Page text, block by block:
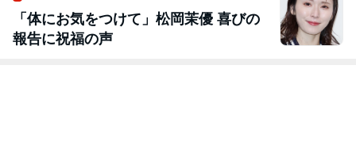
「体にお気をつけて」松岡茉優 喜びの
報告に祝福の声